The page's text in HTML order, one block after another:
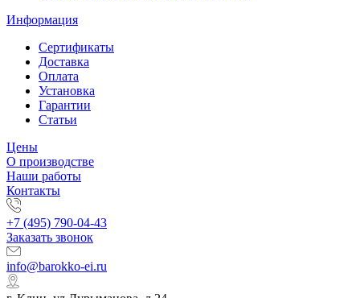
Информация
Сертификаты
Доставка
Оплата
Установка
Гарантии
Статьи
Цены
О производстве
Наши работы
Контакты
+7 (495) 790-04-43
Заказать звонок
info@barokko-ei.ru